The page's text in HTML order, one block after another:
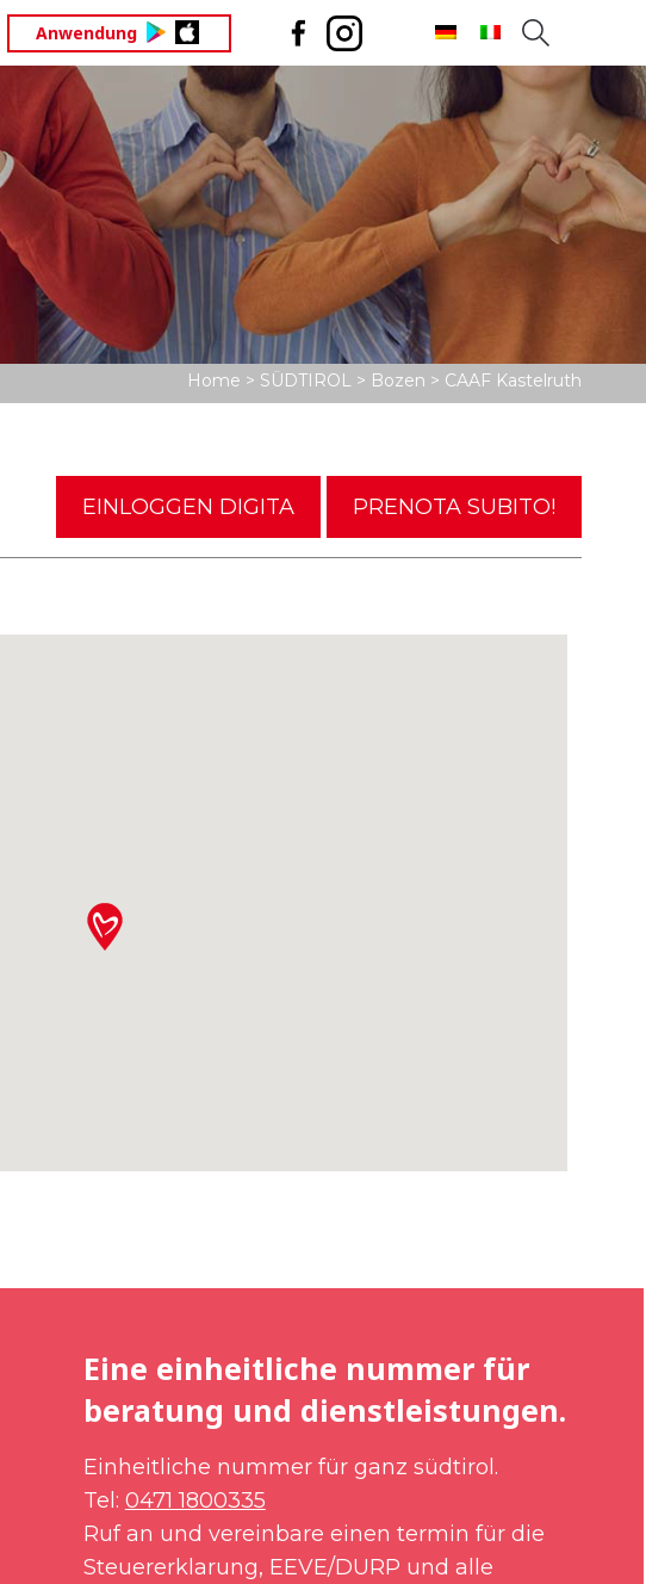
Anwendung
Home > SÜDTIROL > Bozen > CAAF Kastelruth
EINLOGGEN DIGITA PRENOTA SUBITO!
Eine einheitliche nummer für
beratung und dienstleistungen.
Einheitliche nummer für ganz südtirol.
Tel: 0471 1800335
Ruf an und vereinbare einen termin für die
Steuererklarung, EEVE/DURP und alle